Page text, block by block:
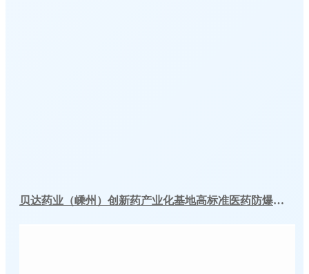
贝达药业（嵊州）创新药产业化基地高标准医药防爆冷库建造工程案例